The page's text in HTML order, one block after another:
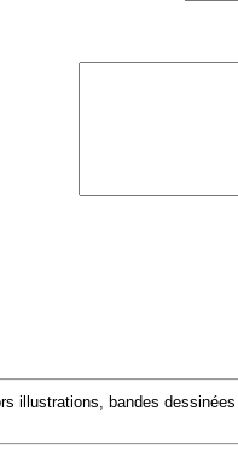
illustrations, bandes